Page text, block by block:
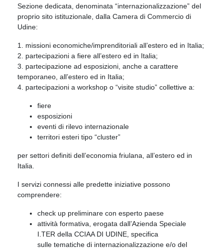
Sezione dedicata, denominata “internazionalizzazione” del
proprio sito istituzionale, dalla Camera di Commercio di
Udine:
1. missioni economiche/imprenditoriali all’estero ed in Italia;
2. partecipazioni a fiere all’estero ed in Italia;
3. partecipazione ad esposizioni, anche a carattere
temporaneo, all’estero ed in Italia;
4. partecipazioni a workshop o “visite studio” collettive a:
fiere
esposizioni
eventi di rilevo internazionale
territori esteri tipo “cluster”
per settori definiti dell’economia friulana, all’estero ed in
Italia.
I servizi connessi alle predette iniziative possono
comprendere:
check up preliminare con esperto paese
attività formativa, erogata dall’Azienda Speciale
I.TER della CCIAA DI UDINE, specifica
sulle tematiche di internazionalizzazione e/o del